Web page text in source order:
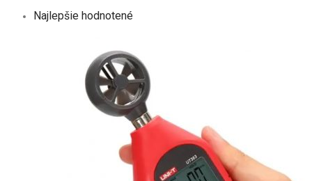
Najlepšie hodnotené